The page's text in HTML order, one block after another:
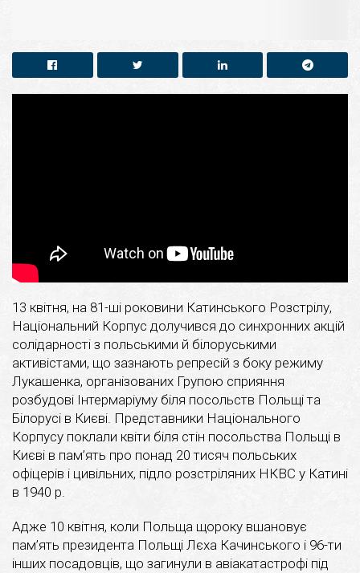
13 квітня, на 81-ші роковини Катинського Розстрілу,
Національний Корпус долучився до синхронних акцій
солідарності з польськими й білоруськими
активістами, що зазнають репресій з боку режиму
Лукашенка, організованих Групою сприяння
розбудові Інтермаріуму біля посольств Польщі та
Білорусі в Києві. Представники Національного
Корпусу поклали квіти біля стін посольства Польщі в
Києві в пам’ять про понад 20 тисяч польських
офіцерів і цивільних, підло розстріляних НКВС у Катині
в 1940 р.
Адже 10 квітня, коли Польща щороку вшановує
пам’ять президента Польщі Лєха Качинського і 96-ти
інших посадовців, що загинули в авіакатастрофі під